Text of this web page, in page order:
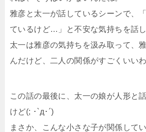
雅彦と太一が話しているシーンで、
ているけど…」と不安な気持ちを話し
太一は雅彦の気持ちを汲み取って、
んだけど、二人の関係がすごくいいわ
この話の最後に、太一の娘が人形と
けど(; ･`д･´)
まさか、こんな小さな子が関係して